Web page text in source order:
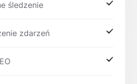
śledzenie
zdarzeń